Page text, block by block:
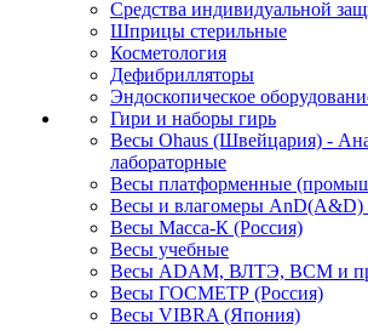
Средства индивидуальной
Шприцы стерильные
Косметология
Дефибрилляторы
Эндоскопическое
Гири и наборы гирь
Весы Ohaus (Швейцария) -
лабораторные
Весы платформенные
Весы и влагомеры AnD(A&D)
Весы Масса-К (Россия)
Весы учебные
Весы ADAM, ВЛТЭ, BCM и
Весы ГОСМЕТР (Россия)
Весы VIBRA (Япония)